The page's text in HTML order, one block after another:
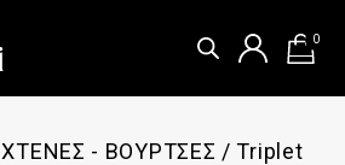
0
ΧΤΕΝΕΣ - ΒΟΥΡΤΣΕΣ / Triplet